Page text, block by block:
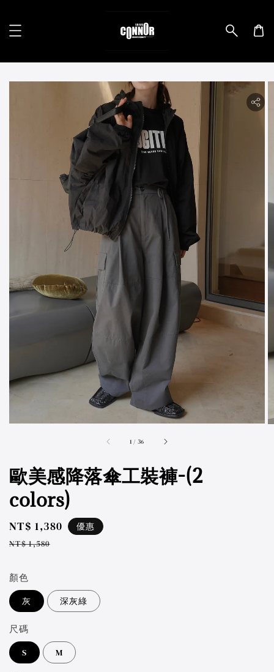
1 / accessibility.of
36
歐美感降落傘工裝褲-(2
colors)
Sale
price
NT$ 1,380
Regular
NT$ 1,580
優惠
顏色
灰 深灰綠
尺碼
S M